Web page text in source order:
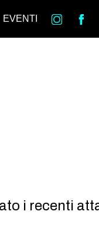
EVENTI in
i recenti